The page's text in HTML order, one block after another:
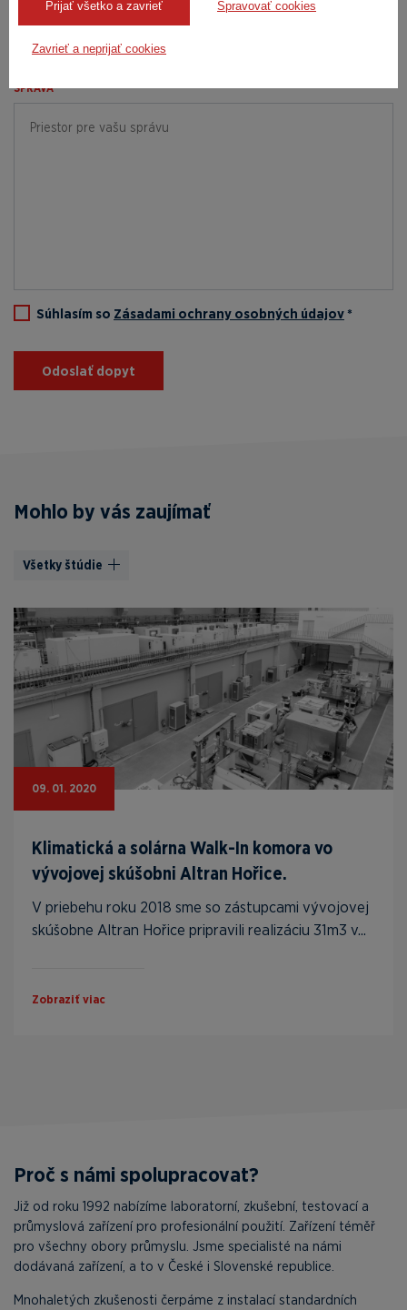
Prijať všetko a zavrieť Spravovať cookies
Zavrieť a neprijať cookies
SPRÁVA *
Súhlasím so Zásadami ochrany osobných údajov *
Odoslať dopyt
Mohlo by vás zaujímať
Všetky štúdie
09. 01. 2020
Klimatická a solárna Walk-In komora vo
vývojovej skúšobni Altran Hořice.
V priebehu roku 2018 sme so zástupcami vývojovej
skúšobne Altran Hořice pripravili realizáciu 31m3 v...
Zobraziť viac
Proč s námi spolupracovat?
Již od roku 1992 nabízíme laboratorní, zkušební, testovací a
průmyslová zařízení pro profesionální použití. Zařízení téměř
pro všechny obory průmyslu. Jsme specialisté na námi
dodávaná zařízení, a to v České i Slovenské republice.
Mnohaletých zkušenosti čerpáme z instalací standardních